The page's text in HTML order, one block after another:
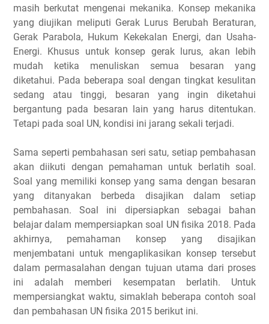
masih berkutat mengenai mekanika. Konsep mekanika
yang diujikan meliputi Gerak Lurus Berubah Beraturan,
Gerak Parabola, Hukum Kekekalan Energi, dan Usaha-
Energi. Khusus untuk konsep gerak lurus, akan lebih
mudah ketika menuliskan semua besaran yang
diketahui. Pada beberapa soal dengan tingkat kesulitan
sedang atau tinggi, besaran yang ingin diketahui
bergantung pada besaran lain yang harus ditentukan.
Tetapi pada soal UN, kondisi ini jarang sekali terjadi.
Sama seperti pembahasan seri satu, setiap pembahasan
akan diikuti dengan pemahaman untuk berlatih soal.
Soal yang memiliki konsep yang sama dengan besaran
yang ditanyakan berbeda disajikan dalam setiap
pembahasan. Soal ini dipersiapkan sebagai bahan
belajar dalam mempersiapkan soal UN fisika 2018. Pada
akhirnya, pemahaman konsep yang disajikan
menjembatani untuk mengaplikasikan konsep tersebut
dalam permasalahan dengan tujuan utama dari proses
ini adalah memberi kesempatan berlatih. Untuk
mempersiangkat waktu, simaklah beberapa contoh soal
dan pembahasan UN fisika 2015 berikut ini.